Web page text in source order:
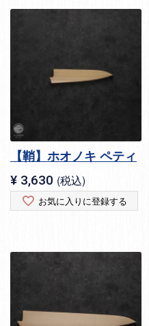
【鞘】ホオノキ ペティ
¥ 3,630 税込
お気に入りに登録する